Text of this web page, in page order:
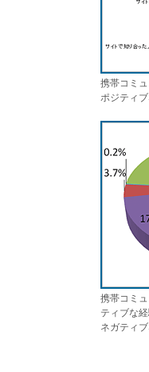
携帯コミ
ポジティ
携帯コミ
ティブな
ネガティ